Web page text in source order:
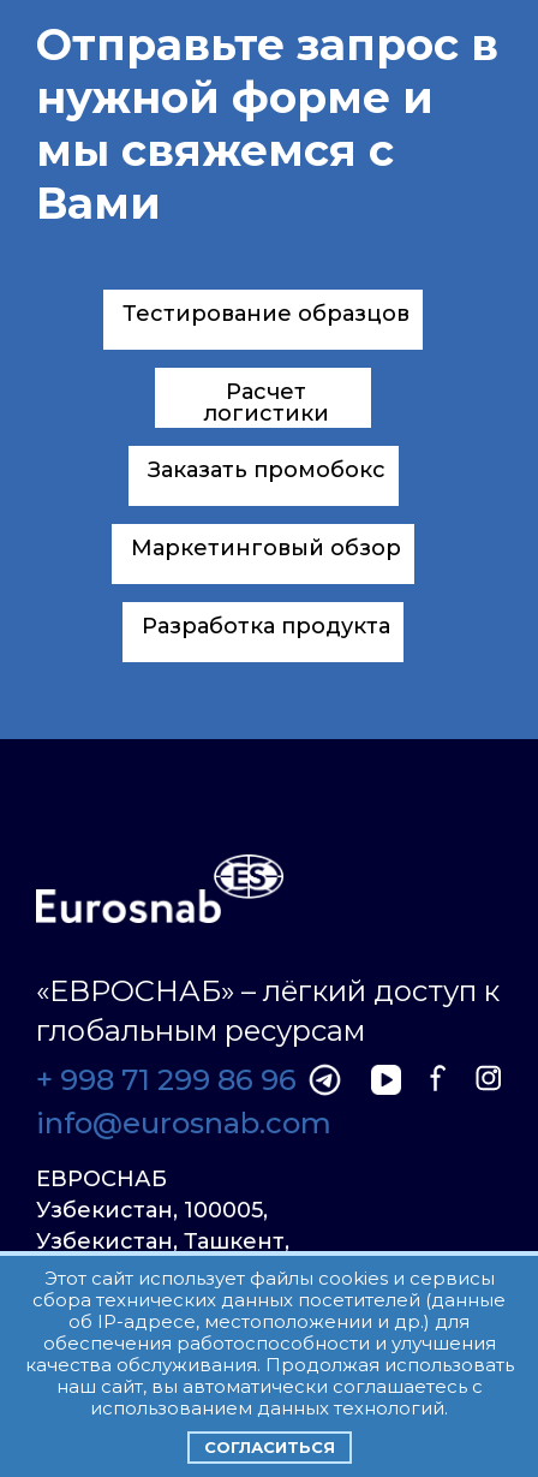
Отправьте запрос в
нужной форме и
мы свяжемся с
Вами
Тестирование образцов
Расчет
логистики
Заказать промобокс
Маркетинговый обзор
Разработка продукта
«ЕВРОСНАБ» – лёгкий доступ к
глобальным ресурсам
+ 998 71 299 86 96
info@eurosnab.com
ЕВРОСНАБ
Узбекистан, 100005,
Узбекистан, Ташкент,
Улица Фаргона Йули
23, дом 31
Все права защищены.
Пользовательское соглашение
Этот сайт использует файлы cookies и сервисы
сбора технических данных посетителей (данные
об IP-адресе, местоположении и др.) для
обеспечения работоспособности и улучшения
качества обслуживания. Продолжая использовать
наш сайт, вы автоматически соглашаетесь с
использованием данных технологий.
СОГЛАСИТЬСЯ